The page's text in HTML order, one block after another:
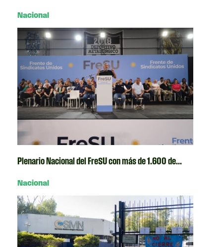
Nacional
Plenario Nacional del FreSU con más de 1.600 de...
Nacional